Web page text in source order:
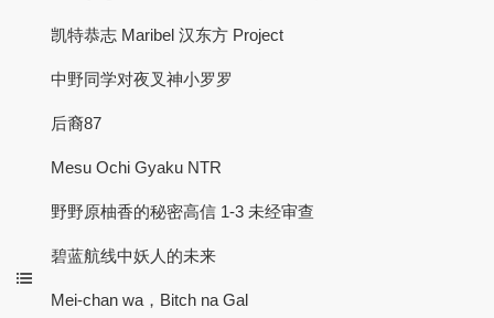
凯特恭志 Maribel 汉东方 Project
中野同学对夜叉神小罗罗
后裔87
Mesu Ochi Gyaku NTR
野野原柚香的秘密高信 1-3 未经审查
碧蓝航线中妖人的未来
Mei-chan wa，Bitch na Gal